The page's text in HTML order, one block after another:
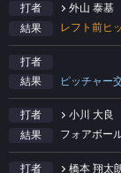
打者
外山 泰基
結果
レフト前ヒ
打者
結果
ピッチャー
打者
小川 大良
結果
フォアボー
打者
橋本 翔太